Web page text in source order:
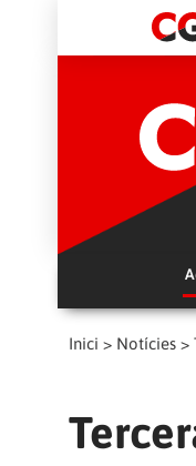
Inici > Notícies >